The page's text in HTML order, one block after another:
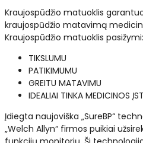
Kraujospūdžio matuoklis
kraujospūdžio matavimą
Kraujospūdžio matuoklis pasižymi:
TIKSLUMU
PATIKIMUMU
GREITU MATAVIMU
IDEALIAI TINKA MEDICINOS
Įdiegta naujoviška „SureBP“
„Welch Allyn“ firmos puikiai